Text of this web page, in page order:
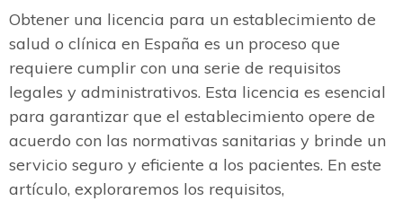
Obtener una licencia para un establecimiento de
salud o clínica en España es un proceso que
requiere cumplir con una serie de requisitos
legales y administrativos. Esta licencia es esencial
para garantizar que el establecimiento opere de
acuerdo con las normativas sanitarias y brinde un
servicio seguro y eficiente a los pacientes. En este
artículo, exploraremos los requisitos,